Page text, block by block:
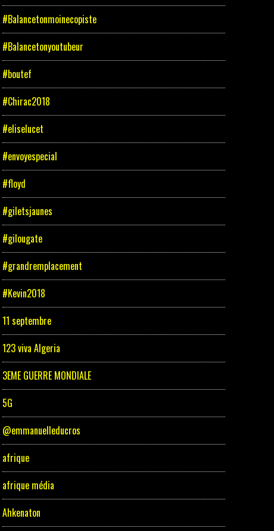
#Balancetonmoinecopiste
#Balancetonyoutubeur
#boutef
#Chirac2018
#eliselucet
#envoyespecial
#floyd
#giletsjaunes
#gilougate
#grandremplacement
#Kevin2018
11 septembre
123 viva Algeria
3EME GUERRE MONDIALE
5G
@emmanuelleducros
afrique
afrique média
Ahkenaton